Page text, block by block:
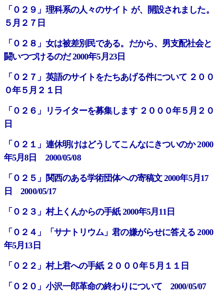
「０２９」理科系の人々のサイト が、開設されました。
５月２７日
「０２８」女は被差別民である。だから、男支配社会と
闘いつづけるのだ 2000年5月23日
「０２７」英語のサイトをたちあげる件について ２００
０年５月２１日
「０２６」リライターを募集します ２０００年５月２０
日
「０２１」連休明けはどうしてこんなにきついのか 2000
年5月8日 2000/05/08
「０２５」関西のある学術団体への寄稿文 2000年5月17
日 2000/05/17
「０２３」村上くんからの手紙 2000年5月11日
「０２４」「サナトリウム」君の嫌がらせに答える 2000
年5月13日
「０２２」村上君への手紙 ２０００年５月１１日
「０２０」小沢一郎革命の終わりについて 2000/05/07